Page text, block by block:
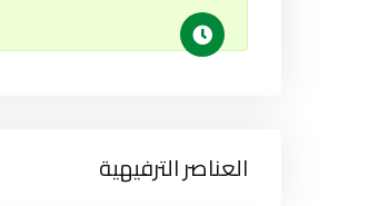
العناصر الترفيهية